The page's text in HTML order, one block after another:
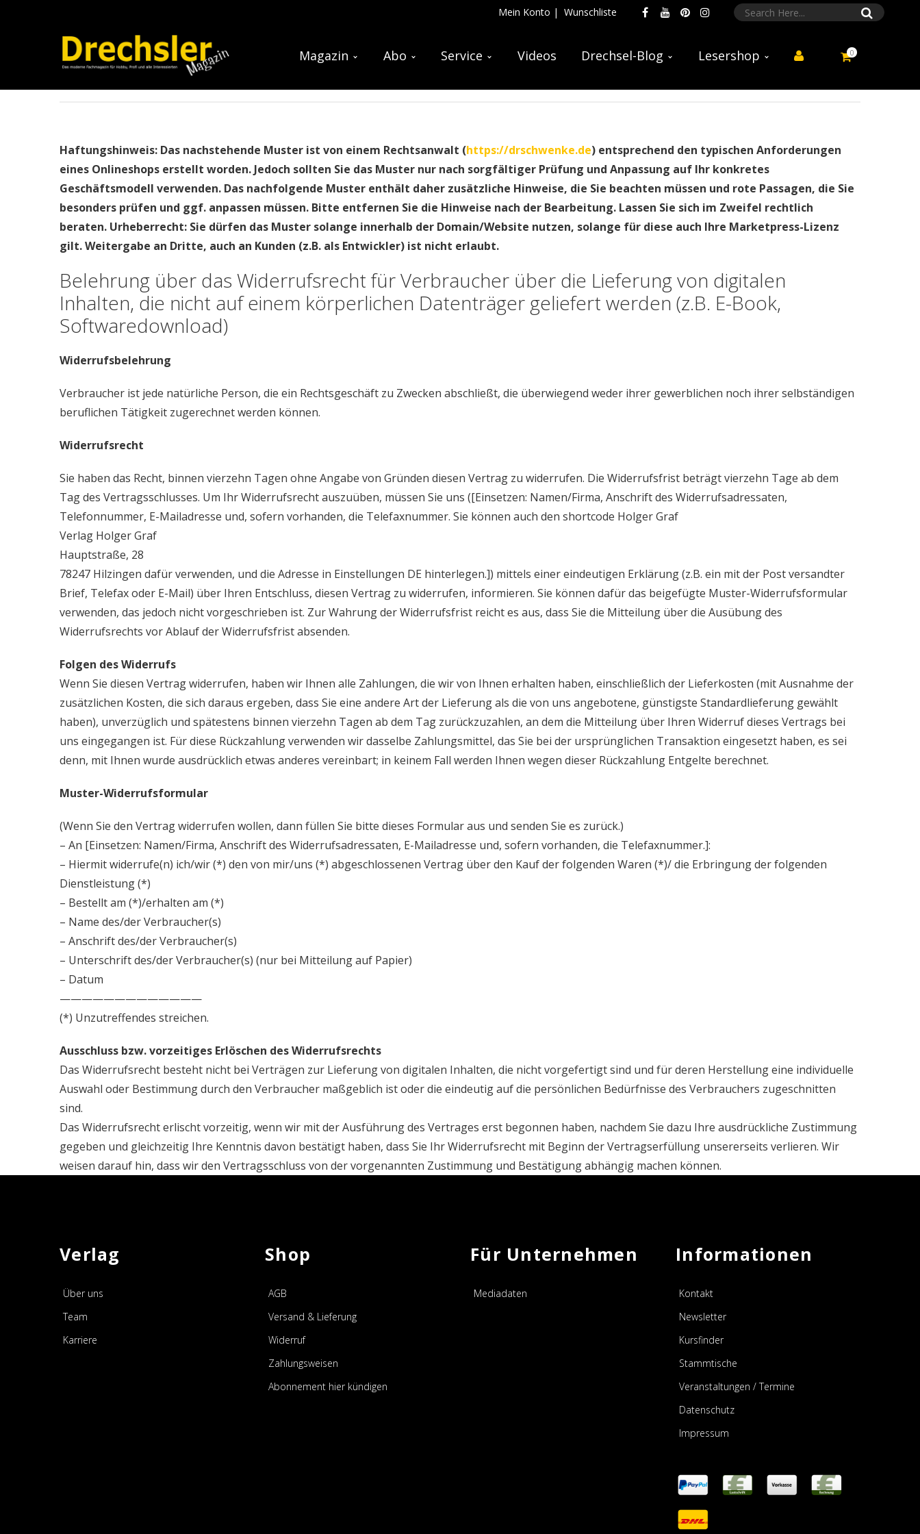
Mein Konto | Wunschliste
Magazin Abo Service Videos Drechsel-Blog Lesershop 0
Home Widerruf für digitale Inhalte
Haftungshinweis: Das nachstehende Muster ist von einem Rechtsanwalt (https://drschwenke.de) entsprechend den typischen Anforderungen
eines Onlineshops erstellt worden. Jedoch sollten Sie das Muster nur nach sorgfältiger Prüfung und Anpassung auf Ihr konkretes
Geschäftsmodell verwenden. Das nachfolgende Muster enthält daher zusätzliche Hinweise, die Sie beachten müssen und rote Passagen, die Sie
besonders prüfen und ggf. anpassen müssen. Bitte entfernen Sie die Hinweise nach der Bearbeitung. Lassen Sie sich im Zweifel rechtlich
beraten. Urheberrecht: Sie dürfen das Muster solange innerhalb der Domain/Website nutzen, solange für diese auch Ihre Marketpress-Lizenz
gilt. Weitergabe an Dritte, auch an Kunden (z.B. als Entwickler) ist nicht erlaubt.
Belehrung über das Widerrufsrecht für Verbraucher über die Lieferung von digitalen
Inhalten, die nicht auf einem körperlichen Datenträger geliefert werden (z.B. E-Book,
Softwaredownload)
Widerrufsbelehrung
Verbraucher ist jede natürliche Person, die ein Rechtsgeschäft zu Zwecken abschließt, die überwiegend weder ihrer gewerblichen noch ihrer selbständigen
beruflichen Tätigkeit zugerechnet werden können.
Widerrufsrecht
Sie haben das Recht, binnen vierzehn Tagen ohne Angabe von Gründen diesen Vertrag zu widerrufen. Die Widerrufsfrist beträgt vierzehn Tage ab dem
Tag des Vertragsschlusses. Um Ihr Widerrufsrecht auszuüben, müssen Sie uns ([Einsetzen: Namen/Firma, Anschrift des Widerrufsadressaten,
Telefonnummer, E-Mailadresse und, sofern vorhanden, die Telefaxnummer. Sie können auch den shortcode Holger Graf
Verlag Holger Graf
Hauptstraße, 28
78247 Hilzingen dafür verwenden, und die Adresse in Einstellungen DE hinterlegen.]) mittels einer eindeutigen Erklärung (z.B. ein mit der Post versandter
Brief, Telefax oder E-Mail) über Ihren Entschluss, diesen Vertrag zu widerrufen, informieren. Sie können dafür das beigefügte Muster-Widerrufsformular
verwenden, das jedoch nicht vorgeschrieben ist. Zur Wahrung der Widerrufsfrist reicht es aus, dass Sie die Mitteilung über die Ausübung des
Widerrufsrechts vor Ablauf der Widerrufsfrist absenden.
Folgen des Widerrufs
Wenn Sie diesen Vertrag widerrufen, haben wir Ihnen alle Zahlungen, die wir von Ihnen erhalten haben, einschließlich der Lieferkosten (mit Ausnahme der
zusätzlichen Kosten, die sich daraus ergeben, dass Sie eine andere Art der Lieferung als die von uns angebotene, günstigste Standardlieferung gewählt
haben), unverzüglich und spätestens binnen vierzehn Tagen ab dem Tag zurückzuzahlen, an dem die Mitteilung über Ihren Widerruf dieses Vertrags bei
uns eingegangen ist. Für diese Rückzahlung verwenden wir dasselbe Zahlungsmittel, das Sie bei der ursprünglichen Transaktion eingesetzt haben, es sei
denn, mit Ihnen wurde ausdrücklich etwas anderes vereinbart; in keinem Fall werden Ihnen wegen dieser Rückzahlung Entgelte berechnet.
Muster-Widerrufsformular
(Wenn Sie den Vertrag widerrufen wollen, dann füllen Sie bitte dieses Formular aus und senden Sie es zurück.)
– An [Einsetzen: Namen/Firma, Anschrift des Widerrufsadressaten, E-Mailadresse und, sofern vorhanden, die Telefaxnummer.]:
– Hiermit widerrufe(n) ich/wir (*) den von mir/uns (*) abgeschlossenen Vertrag über den Kauf der folgenden Waren (*)/ die Erbringung der folgenden
Dienstleistung (*)
– Bestellt am (*)/erhalten am (*)
– Name des/der Verbraucher(s)
– Anschrift des/der Verbraucher(s)
– Unterschrift des/der Verbraucher(s) (nur bei Mitteilung auf Papier)
– Datum
—————————————
(*) Unzutreffendes streichen.
Ausschluss bzw. vorzeitiges Erlöschen des Widerrufsrechts
Das Widerrufsrecht besteht nicht bei Verträgen zur Lieferung von digitalen Inhalten, die nicht vorgefertigt sind und für deren Herstellung eine individuelle
Auswahl oder Bestimmung durch den Verbraucher maßgeblich ist oder die eindeutig auf die persönlichen Bedürfnisse des Verbrauchers zugeschnitten
sind.
Das Widerrufsrecht erlischt vorzeitig, wenn wir mit der Ausführung des Vertrages erst begonnen haben, nachdem Sie dazu Ihre ausdrückliche Zustimmung
gegeben und gleichzeitig Ihre Kenntnis davon bestätigt haben, dass Sie Ihr Widerrufsrecht mit Beginn der Vertragserfüllung unsererseits verlieren. Wir
weisen darauf hin, dass wir den Vertragsschluss von der vorgenannten Zustimmung und Bestätigung abhängig machen können.
Verlag
Über uns
Team
Karriere
Shop
AGB
Versand & Lieferung
Widerruf
Zahlungsweisen
Abonnement hier kündigen
Für Unternehmen
Mediadaten
Informationen
Kontakt
Newsletter
Kursfinder
Stammtische
Veranstaltungen / Termine
Datenschutz
Impressum